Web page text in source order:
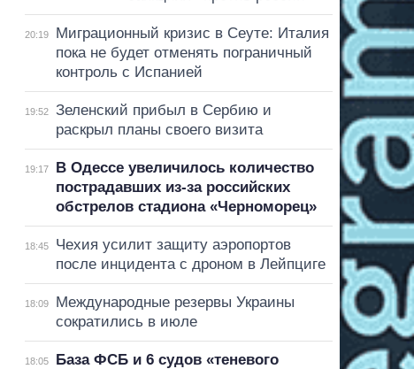
20:19
Миграционный кризис в Сеуте: Италия
пока не будет отменять пограничный
контроль с Испанией
19:52
Зеленский прибыл в Сербию и
раскрыл планы своего визита
19:17
В Одессе увеличилось количество
пострадавших из-за российских
обстрелов стадиона «Черноморец»
18:45
Чехия усилит защиту аэропортов
после инцидента с дроном в Лейпциге
18:09
Международные резервы Украины
сократились в июле
18:05
База ФСБ и 6 судов «теневого